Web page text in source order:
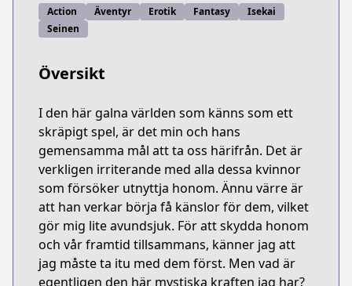
Action Äventyr Erotik Fantasy
Isekai
Seinen
Översikt
I den här galna världen som känns som ett
skräpigt spel, är det min och hans
gemensamma mål att ta oss härifrån. Det är
verkligen irriterande med alla dessa kvinnor
som försöker utnyttja honom. Ännu värre är
att han verkar börja få känslor för dem, vilket
gör mig lite avundsjuk. För att skydda honom
och vår framtid tillsammans, känner jag att
jag måste ta itu med dem först. Men vad är
egentligen den här mystiska kraften jag har?